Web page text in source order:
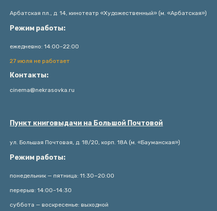
Арбатская пл., д. 14, кинотеатр «Художественный» (м. «Арбатская»)
Режим работы:
ежедневно: 14:00–22:00
27 июля не работает
Контакты:
cinema@nekrasovka.ru
Пункт книговыдачи на Большой Почтовой
ул. Большая Почтовая, д. 18/20, корп. 18А (м. «Бауманская»)
Режим работы:
понедельник — пятница: 11:30−20:00
перерыв: 14:00–14:30
суббота — воскресенье: выходной